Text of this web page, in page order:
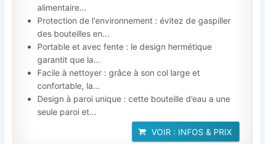
alimentaire...
Protection de l'environnement : évitez de gaspiller
des bouteilles en...
Portable et avec fente : le design hermétique
garantit que la...
Facile à nettoyer : grâce à son col large et
confortable, la...
Design à paroi unique : cette bouteille d’eau a une
seule paroi et...
VOIR : INFOS & PRIX